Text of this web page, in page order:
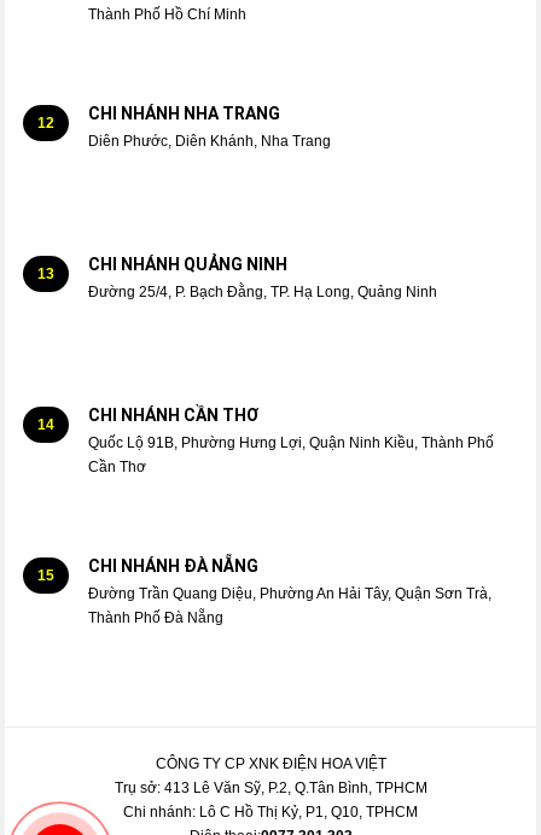
Thành Phố Hồ Chí Minh
12 CHI NHÁNH NHA TRANG
Diên Phước, Diên Khánh, Nha Trang
13 CHI NHÁNH QUẢNG NINH
Đường 25/4, P. Bạch Đằng, TP. Hạ Long, Quảng Ninh
14 CHI NHÁNH CẦN THƠ
Quốc Lộ 91B, Phường Hưng Lợi, Quận Ninh Kiều, Thành Phố
Cần Thơ
15 CHI NHÁNH ĐÀ NẴNG
Đường Trần Quang Diệu, Phường An Hải Tây, Quận Sơn Trà,
Thành Phố Đà Nẵng
CÔNG TY CP XNK ĐIỆN HOA VIỆT
Trụ sở: 413 Lê Văn Sỹ, P.2, Q.Tân Bình, TPHCM
Chi nhánh: Lô C Hồ Thị Kỷ, P1, Q10, TPHCM